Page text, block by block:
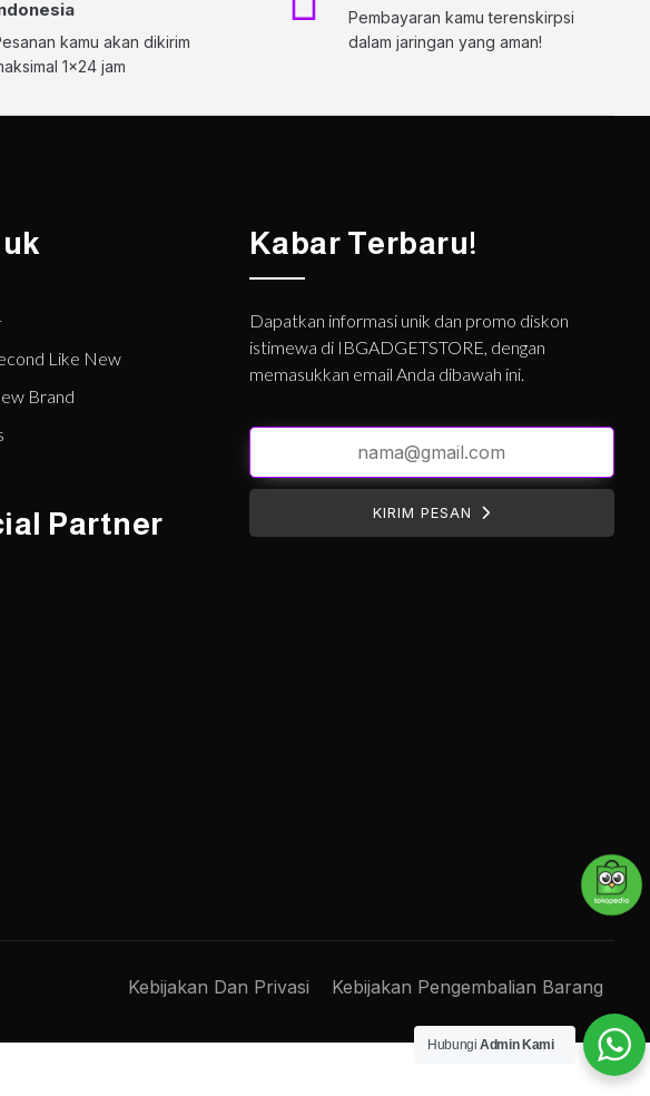
kamu akan dikirim
1x24 jam
Pembayaran kamu terenskirpsi
dalam jaringan yang aman!
Like New
Brand
Partner
Kabar Terbaru!
Dapatkan informasi unik dan promo diskon
istimewa di IBGADGETSTORE, dengan
memasukkan email Anda dibawah ini.
KIRIM PESAN
Kebijakan Dan Privasi Kebijakan Pengembalian Barang
Hubungi Admin Kami